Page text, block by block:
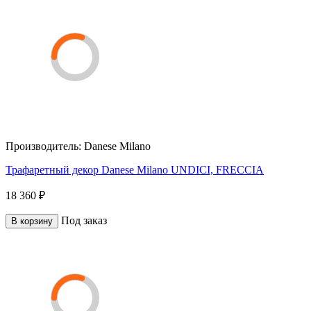
Производитель: Danese Milano
Трафаретный декор Danese Milano UNDICI, FRECCIA
18 360 ₽
В корзину Под заказ